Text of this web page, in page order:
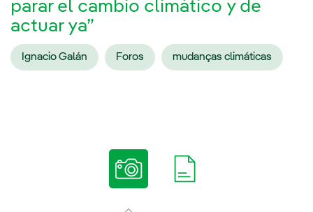
parar el cambio climático y de
actuar ya”
Ignacio Galán Foros mudanças climáticas